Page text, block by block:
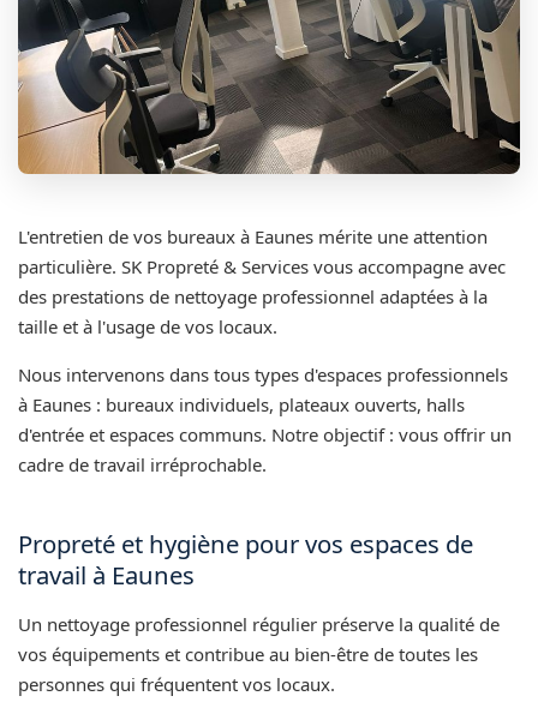
L'entretien de vos bureaux à Eaunes mérite une attention
particulière. SK Propreté & Services vous accompagne avec
des prestations de nettoyage professionnel adaptées à la
taille et à l'usage de vos locaux.
Nous intervenons dans tous types d'espaces professionnels
à Eaunes : bureaux individuels, plateaux ouverts, halls
d'entrée et espaces communs. Notre objectif : vous offrir un
cadre de travail irréprochable.
Propreté et hygiène pour vos espaces de
travail à Eaunes
Un nettoyage professionnel régulier préserve la qualité de
vos équipements et contribue au bien-être de toutes les
personnes qui fréquentent vos locaux.